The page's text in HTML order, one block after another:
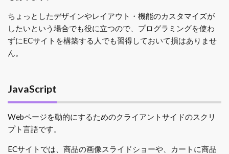
ちょっとしたデザインやレイアウト・機能のカスタマイズが
したいという場合でも役に立つので、プログラミングを使わ
ずにECサイトを構築する人でも習得しておいて損はありませ
ん。
JavaScript
Webページを動的にするためのクライアントサイドのスクリ
プト言語です。
ECサイトでは、商品の画像スライドショーや、カートに商品